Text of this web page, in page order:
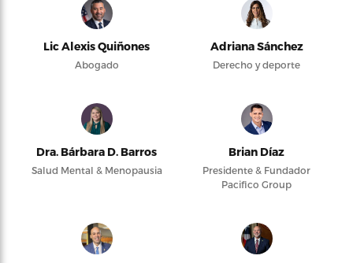
Lic Alexis Quiñones
Abogado
Adriana Sánchez
Derecho y deporte
Dra. Bárbara D. Barros
Salud Mental & Menopausia
Brian Díaz
Presidente & Fundador
Pacifico Group